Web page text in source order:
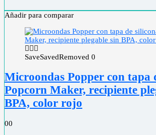
Añadir para comparar
SaveSavedRemoved 0
Microondas Popper con tapa
Popcorn Maker, recipiente
BPA, color rojo
00